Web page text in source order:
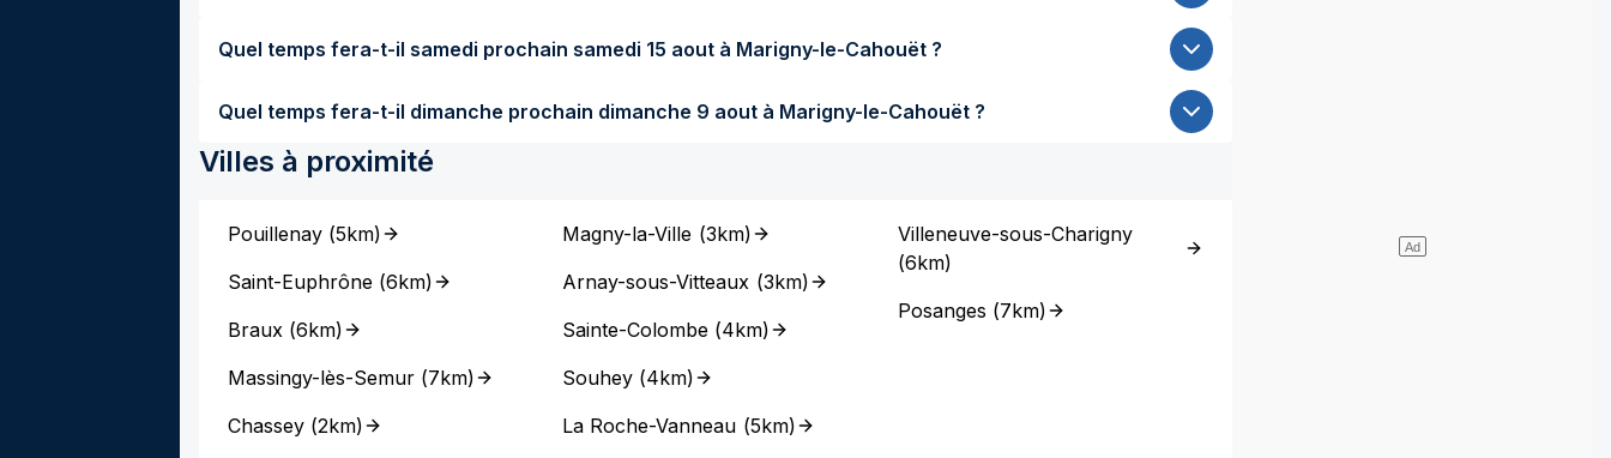
Quel temps fera-t-il samedi prochain samedi 15 aout à Marigny-le-Cahouët ?
Quel temps fera-t-il dimanche prochain dimanche 9 aout à Marigny-le-Cahouët ?
Villes à proximité
Pouillenay (5km)
Saint-Euphrône (6km)
Braux (6km)
Massingy-lès-Semur (7km)
Chassey (2km)
Magny-la-Ville (3km)
Arnay-sous-Vitteaux (3km)
Sainte-Colombe (4km)
Souhey (4km)
La Roche-Vanneau (5km)
Villeneuve-sous-Charigny
(6km)
Posanges (7km)